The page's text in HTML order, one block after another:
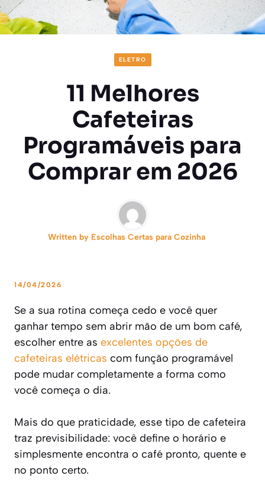
ELETRO
11 Melhores
Cafeteiras
Programáveis para
Comprar em 2026
Written by Escolhas Certas para Cozinha
14/04/2026
Se a sua rotina começa cedo e você quer
ganhar tempo sem abrir mão de um bom café,
escolher entre as excelentes opções de
cafeteiras elétricas com função programável
pode mudar completamente a forma como
você começa o dia.
Mais do que praticidade, esse tipo de cafeteira
traz previsibilidade: você define o horário e
simplesmente encontra o café pronto, quente e
no ponto certo.